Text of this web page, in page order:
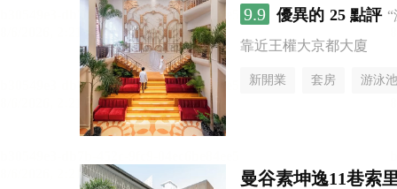
9.9 優異的 25 點評
靠近王權大京都大廈
新開業 套房 游泳池
曼谷素坤逸11巷索